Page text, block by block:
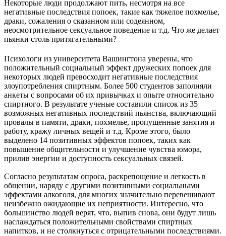
Некоторые люди продолжают пить, несмотря на все
негативные последствия попоек, такие как тяжелое похмелье,
драки, сожаления о сказанном или содеянном,
неосмотрительное сексуальное поведение и т.д. Что же делает
пьянки столь притягательными?
Психологи из университета Вашингтона уверены, что
положительный социальный эффект дружеских попоек для
некоторых людей превосходит негативные последствия
злоупотребления спиртным. Более 500 студентов заполняли
анкеты с вопросами об их привычках и опыте относительно
спиртного. В результате ученые составили список из 35
возможных негативных последствий пьянства, включающий
провалы в памяти, драки, похмелье, пропущенные занятия и
работу, кражу личных вещей и т.д. Кроме этого, было
выделено 14 позитивных эффектов попоек, таких как
повышение общительности и улучшение чувства юмора,
прилив энергии и доступность сексуальных связей.
Согласно результатам опроса, раскрепощение и легкость в
общении, наряду с другими позитивными социальными
эффектами алкоголя, для многих значительно перевешивают
неизбежно ожидающие их неприятности. Интересно, что
большинство людей верят, что, выпив снова, они будут лишь
наслаждаться положительными свойствами спиртных
напитков, и не столкнуться с отрицательными последствиями.